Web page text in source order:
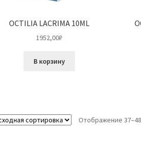
OCTILIA LACRIMA 10ML
1952,00₽
В корзину
Отображение